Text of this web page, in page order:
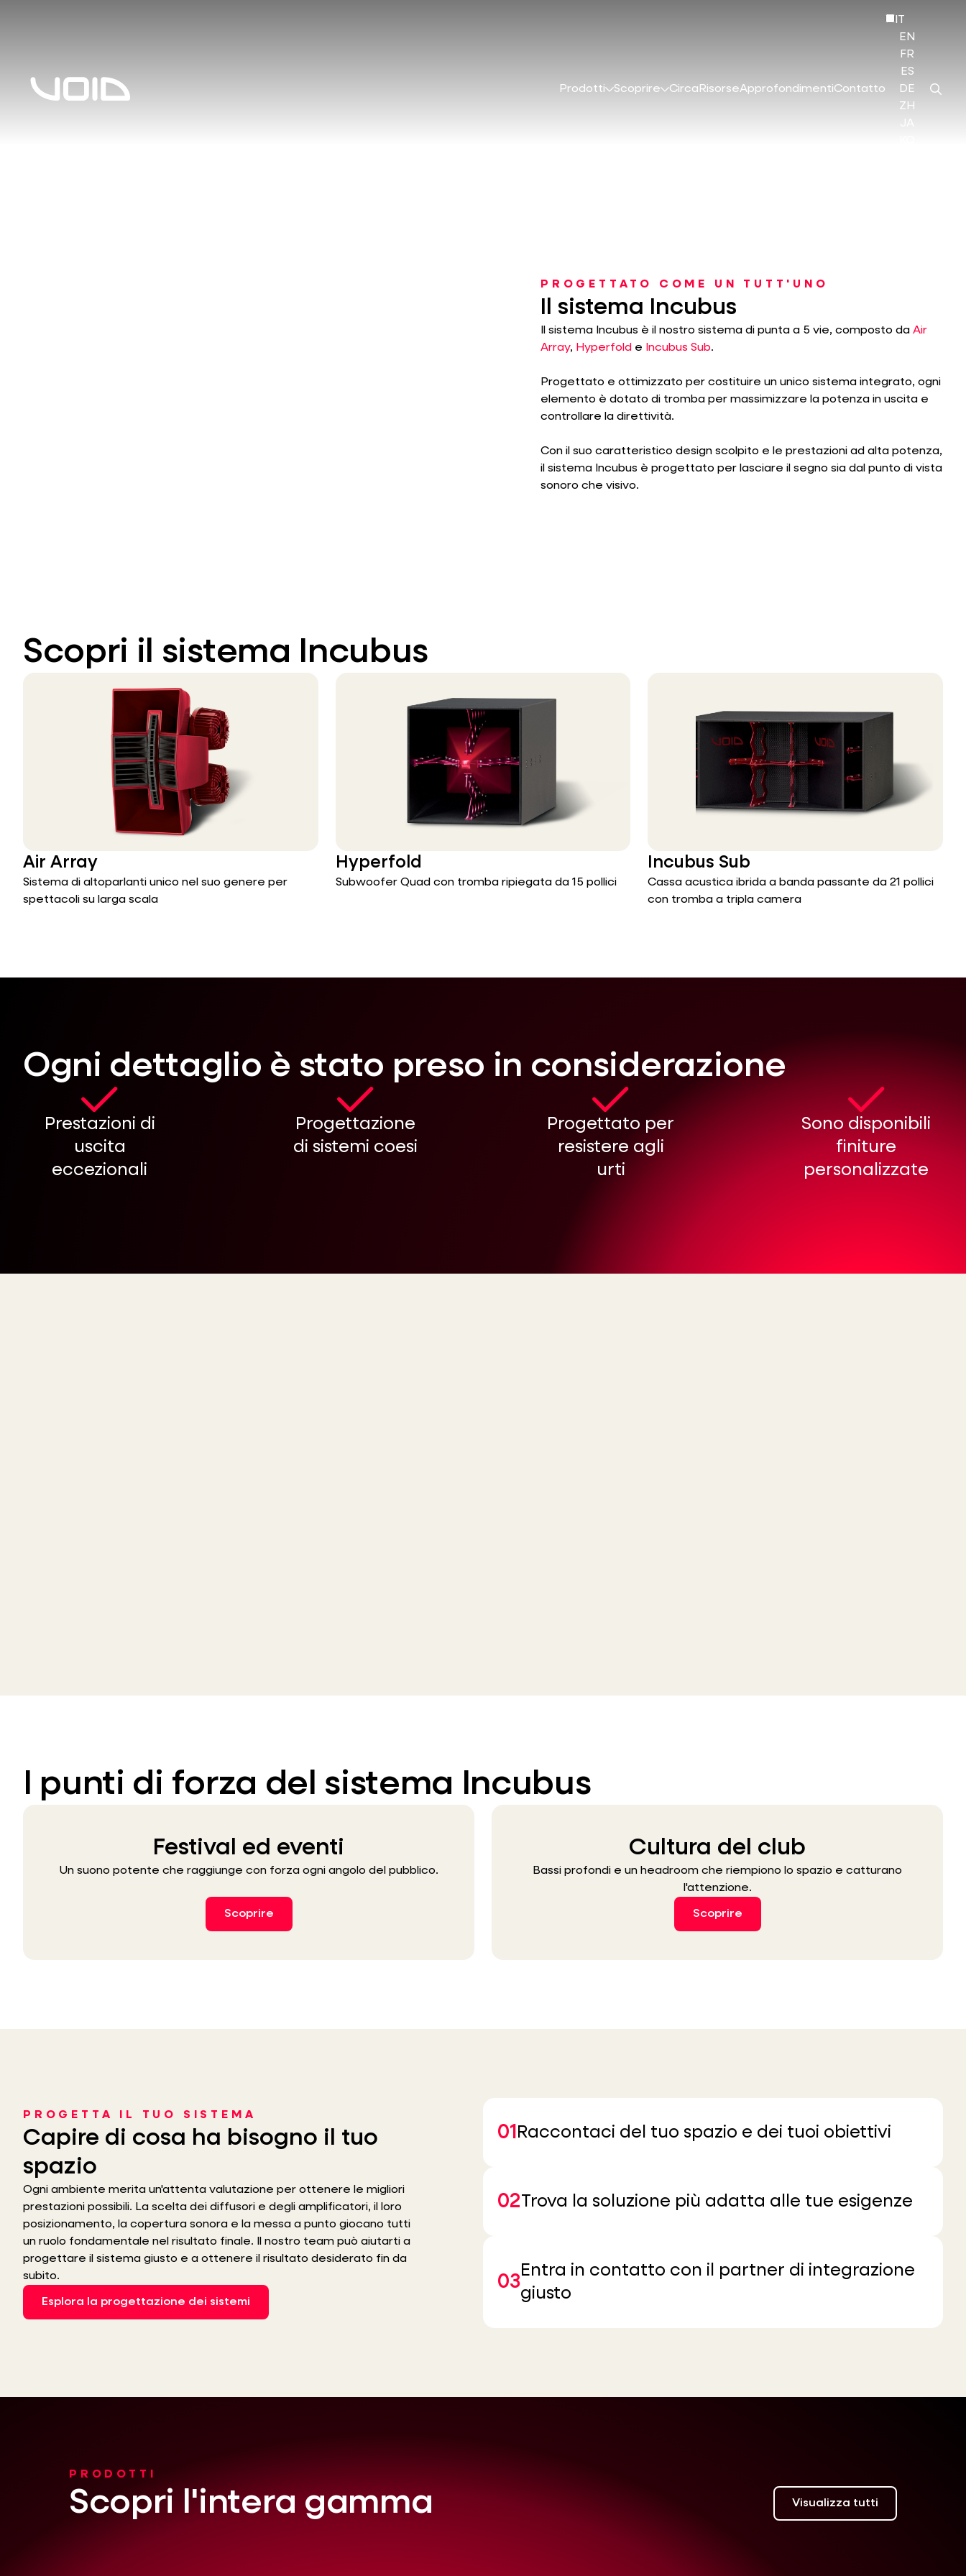
Prodotti Scoprire Circa RisorseApprofondimentiContatto
IT
EN
FR
ES
DE
ZH
JA
PROGETTATO COME UN TUTT'UNO
Il sistema Incubus
Il sistema Incubus è il nostro sistema di punta a 5 vie, composto da Air
Array, Hyperfold e Incubus Sub.
Progettato e ottimizzato per costituire un unico sistema integrato, ogni
elemento è dotato di tromba per massimizzare la potenza in uscita e
controllare la direttività.
Con il suo caratteristico design scolpito e le prestazioni ad alta potenza,
il sistema Incubus è progettato per lasciare il segno sia dal punto di vista
sonoro che visivo.
Scopri il sistema Incubus
Air Array
Sistema di altoparlanti unico nel suo genere per
spettacoli su larga scala
Hyperfold
Subwoofer Quad con tromba ripiegata da 15 pollici
Incubus Sub
Cassa acustica ibrida a banda passante da 21 pollici
con tromba a tripla camera
Ogni dettaglio è stato preso in considerazione
Prestazioni di
uscita
eccezionali
Progettazione
di sistemi coesi
Progettato per
resistere agli
urti
Sono disponibili
finiture
personalizzate
I punti di forza del sistema Incubus
Festival ed eventi
Un suono potente che raggiunge con forza ogni angolo del pubblico.
Scoprire
Cultura del club
Bassi profondi e un headroom che riempiono lo spazio e catturano
l'attenzione.
Scoprire
PROGETTA IL TUO SISTEMA
Capire di cosa ha bisogno il tuo
spazio
Ogni ambiente merita un'attenta valutazione per ottenere le migliori
prestazioni possibili. La scelta dei diffusori e degli amplificatori, il loro
posizionamento, la copertura sonora e la messa a punto giocano tutti
un ruolo fondamentale nel risultato finale. Il nostro team può aiutarti a
progettare il sistema giusto e a ottenere il risultato desiderato fin da
subito.
Esplora la progettazione dei sistemi
01 Raccontaci del tuo spazio e dei tuoi obiettivi
02Trova la soluzione più adatta alle tue esigenze
03
Entra in contatto con il partner di integrazione
giusto
PRODOTTI
Scopri l'intera gamma Visualizza tutti